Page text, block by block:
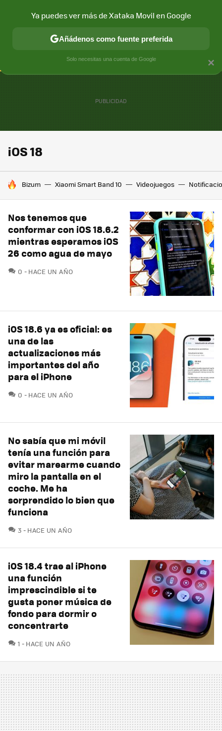
CONECTIVIDAD MÓVIL Y SOCIEDAD APLICACIONES
iOS 18
HOY SE HABLA DE
Bizum Xiaomi Smart Band 10 Videojuegos
Nos tenemos que
conformar con iOS 18.6.2
mientras esperamos iOS
26 como agua de mayo
0 COMENTARIOS
HACE UN AÑO
iOS 18.6 ya es oficial: es
una de las
actualizaciones más
importantes del año
para el iPhone
0 COMENTARIOS
HACE UN AÑO
No sabía que mi móvil
tenía una función para
evitar marearme cuando
miro la pantalla en el
coche. Me ha
sorprendido lo bien que
funciona
3 COMENTARIOS
HACE UN AÑO
iOS 18.4 trae al iPhone
una función
imprescindible si te
gusta poner música de
fondo para dormir o
concentrarte
1 COMENTARIOS
HACE UN AÑO
×
Ya puedes ver más de Xataka Movil en Google
Añádenos como fuente preferida
Solo necesitas una cuenta de Google